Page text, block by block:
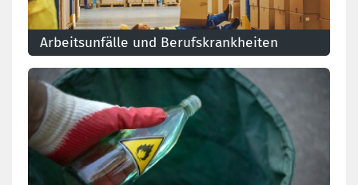
Arbeitsunfälle und Berufskrankheiten
Arbeitnehmer werden regelmäßig mit
Berufskrankheiten konfrontiert. Diesbezüglich
bestehen Präventionsmaßnahmen und
Ausgleichszahlungen.